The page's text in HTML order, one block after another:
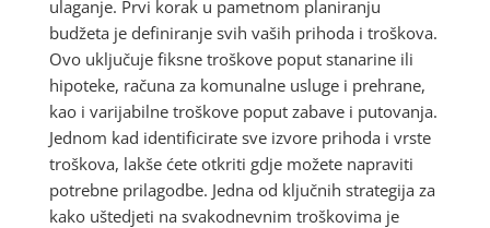
ulaganje. Prvi korak u pametnom planiranju
budžeta je definiranje svih vaših prihoda i troškova.
Ovo uključuje fiksne troškove poput stanarine ili
hipoteke, računa za komunalne usluge i prehrane,
kao i varijabilne troškove poput zabave i putovanja.
Jednom kad identificirate sve izvore prihoda i vrste
troškova, lakše ćete otkriti gdje možete napraviti
potrebne prilagodbe. Jedna od ključnih strategija za
kako uštedjeti na svakodnevnim troškovima je